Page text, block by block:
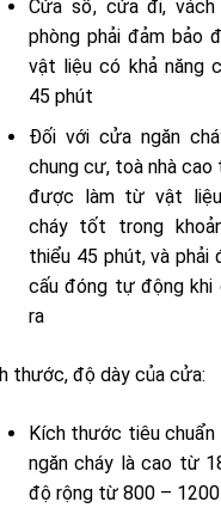
Cửa sổ, cửa đi, vách
phòng phải đảm bảo
vật liệu có khả năng
45 phút
Đối với cửa ngăn
chung cư, toà nhà cao
được làm từ vật
cháy tốt trong
thiểu 45 phút, và
cấu đóng tự động khi
ra
thước, độ dày của cửa:
Kích thước tiêu
ngăn cháy là cao từ
độ rộng từ 800 –